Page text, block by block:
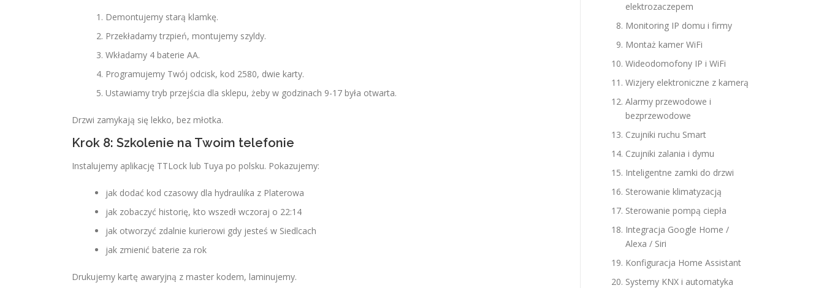
Demontujemy starą klamkę.
Przekładamy trzpień, montujemy szyldy.
Wkładamy 4 baterie AA.
Programujemy Twój odcisk, kod 2580, dwie karty.
Ustawiamy tryb przejścia dla sklepu, żeby w godzinach 9-17 była otwarta.
Drzwi zamykają się lekko, bez młotka.
Krok 8: Szkolenie na Twoim telefonie
Instalujemy aplikację TTLock lub Tuya po polsku. Pokazujemy:
jak dodać kod czasowy dla hydraulika z Platerowa
jak zobaczyć historię, kto wszedł wczoraj o 22:14
jak otworzyć zdalnie kurierowi gdy jesteś w Siedlcach
jak zmienić baterie za rok
Drukujemy kartę awaryjną z master kodem, laminujemy.
elektrozaczepem
Monitoring IP domu i firmy
Montaż kamer WiFi
Wideodomofony IP i WiFi
Wizjery elektroniczne z kamerą
Alarmy przewodowe i
bezprzewodowe
Czujniki ruchu Smart
Czujniki zalania i dymu
Inteligentne zamki do drzwi
Sterowanie klimatyzacją
Sterowanie pompą ciepła
Integracja Google Home /
Alexa / Siri
Konfiguracja Home Assistant
Systemy KNX i automatyka